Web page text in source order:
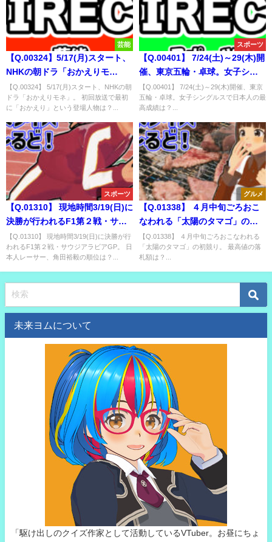
芸能
【Q.00324】5/17(月)スタート、
NHKの朝ドラ「おかえりモ
ネ」。初回放送で最初に「おか
えり」という登場人物は？
【Q.00324】 5/17(月)スタート、NHKの朝
ドラ「おかえりモネ」。 初回放送で最初
に「おかえり」という登場人物は？...
スポーツ
【Q.00401】 7/24(土)～29(木)開
催、東京五輪・卓球。女子シン
グルスで日本人の最高成績は？
【Q.00401】 7/24(土)～29(木)開催、東京
五輪・卓球。女子シングルスで日本人の最
高成績は？...
スポーツ
【Q.01310】 現地時間3/19(日)に
決勝が行われるF1第２戦・サウ
ジアラビアGP。 日本人レーサ
ー、角田裕毅の順位は？
【Q.01310】 現地時間3/19(日)に決勝が行
われるF1第２戦・サウジアラビアGP。 日
本人レーサー、角田裕毅の順位は？...
グルメ
【Q.01338】 ４月中旬ごろおこ
なわれる「太陽のタマゴ」の初
競り。 最高値の落札額は？
【Q.01338】 ４月中旬ごろおこなわれる
「太陽のタマゴ」の初競り。 最高値の落
札額は？...
未来ヨムについて
「駆け出しのクイズ作家として活動しているVTuber。お昼にちょ